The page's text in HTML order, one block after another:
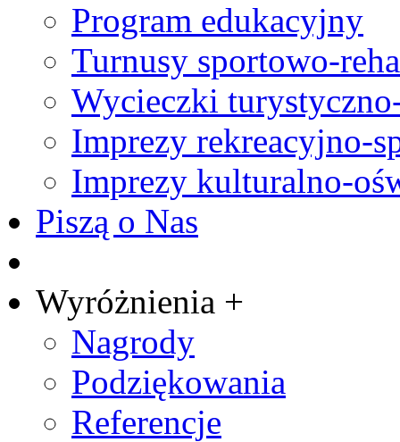
Program edukacyjny
Turnusy sportowo-
Wycieczki
Imprezy rekreacyjno-
Imprezy kulturalno-
Piszą o Nas
Wyróżnienia +
Nagrody
Podziękowania
Referencje